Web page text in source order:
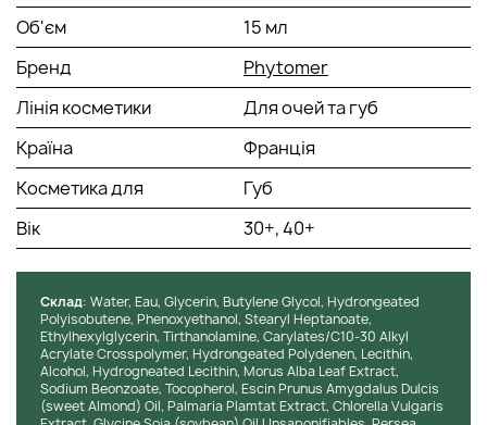
Об'єм
15 мл
Бренд
Phytomer
Лінія косметики
Для очей та губ
Країна
Франція
Косметика для
Губ
Вік
30+, 40+
Cклад: Water, Eau, Glycerin, Butylene Glycol, Hydrongeated
Polyisobutene, Phenoxyethanol, Stearyl Heptanoate,
Ethylhexylglycerin, Tirthanolamine, Carylates/C10-30 Alkyl
Acrylate Crosspolymer, Hydrongeated Polydenen, Lecithin,
Alcohol, Hydrogneated Lecithin, Morus Alba Leaf Extract,
Sodium Beonzoate, Tocopherol, Escin Prunus Amygdalus Dulcis
(sweet Almond) Oil, Palmaria Plamtat Extract, Chlorella Vulgaris